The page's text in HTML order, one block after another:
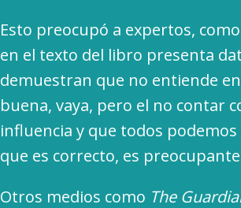
Esto preocupó a expertos,
en el texto del libro presenta
demuestran que no entiende
buena, vaya, pero el no contar
influencia y que todos
que es correcto, es
Otros medios como The